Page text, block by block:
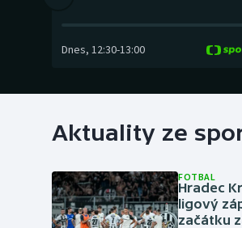
Dnes, 12:30-13:00
Aktuality ze
FOTBAL
Hradec
ligový
začátku